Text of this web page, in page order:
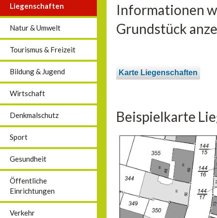
Liegenschaften
Natur & Umwelt
Tourismus & Freizeit
Bildung & Jugend
Wirtschaft
Denkmalschutz
Sport
Gesundheit
Öffentliche
Einrichtungen
Verkehr
Informationen
Grundstück
Karte Liegenschaften
Beispielkarte